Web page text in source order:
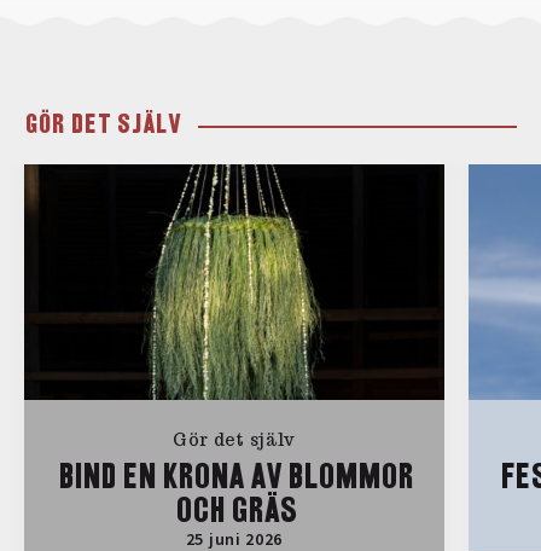
GÖR DET SJÄLV
Gör det själv
BIND EN KRONA AV BLOMMOR
OCH GRÄS
25 juni 2026